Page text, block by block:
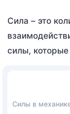
Сила – это
силы,
Силы в